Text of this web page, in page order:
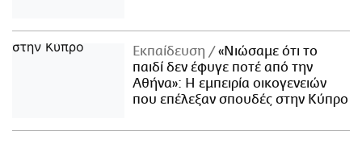
Εκπαίδευση
«Νιώσαμε ότι το
παιδί δεν έφυγε ποτέ από την
Αθήνα»: Η εμπειρία οικογενειών
που επέλεξαν σπουδές στην Κύπρο